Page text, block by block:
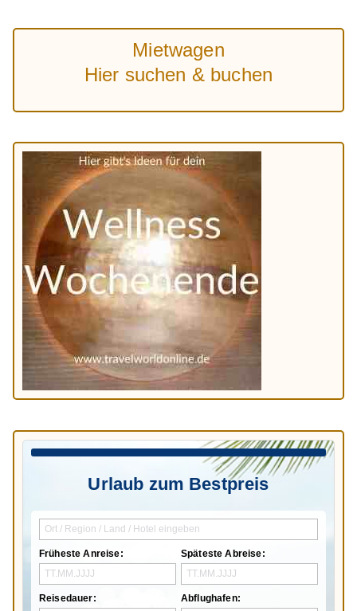
Mietwagen
Hier suchen & buchen
Urlaub zum Bestpreis
Früheste Anreise:
Reisedauer:
Späteste Abreise:
Abflughafen: